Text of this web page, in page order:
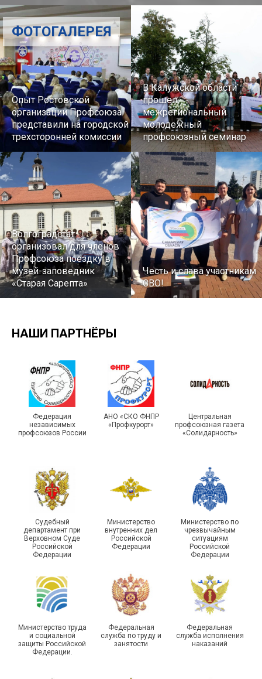
Опыт Ростовской
организации Профсоюза
представили на городской
трехсторонней комиссии
В Калужской области
прошел
межрегиональный
молодежный
профсоюзный семинар
Волгоградстат
организовал для членов
Профсоюза поездку в
музей-заповедник
«Старая Сарепта»
Честь и слава участникам
СВО!
IX Туристический слёт
Московской городской
организации Профсоюза
Турслет и Спартакиада –
праздники спорта и
туризма прошли в Омской
области
Чествование ветеранов
боевых действий
Самарской области
Подписано соглашение с
ФОТОГАЛЕРЕЯ
НАШИ ПАРТНЁРЫ
Федерация
независимых
профсоюзов России
АНО «СКО ФНПР
«Профкурорт»
Центральная
профсоюзная газета
«Солидарность»
Судебный
департамент при
Верховном Суде
Российской
Федерации
Министерство
внутренних дел
Российской
Федерации
Министерство по
чрезвычайным
ситуациям
Российской
Федерации
Министерство труда
и социальной
защиты Российской
Федерации.
Федеральная
служба по труду и
занятости
Федеральная
служба исполнения
наказаний